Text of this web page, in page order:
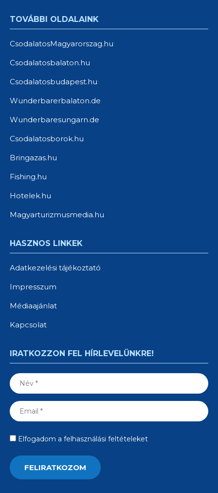
TOVÁBBI OLDALAINK
CsodalatosMagyarorszag.hu
Csodalatosbalaton.hu
Csodalatosbudapest.hu
Wunderbarerbalaton.de
Wunderbaresungarn.de
Csodalatosborok.hu
Bringazas.hu
Fishing.hu
Hotelek.hu
Magyarturizmusmedia.hu
HASZNOS LINKEK
Adatkezelési tájékoztató
Impresszum
Médiaajánlat
Kapcsolat
IRATKOZZON FEL HÍRLEVELÜNKRE!
Elfogadom a felhasználási feltételeket